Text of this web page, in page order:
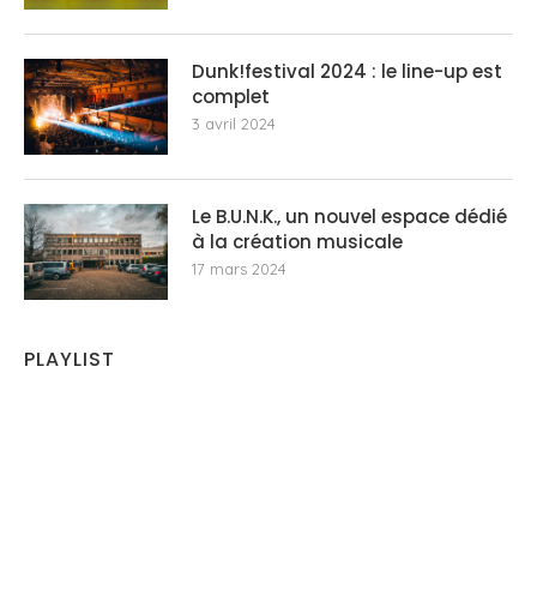
Dunk!festival 2024 : le line-up est
complet
3 avril 2024
Le B.U.N.K., un nouvel espace dédié
à la création musicale
17 mars 2024
PLAYLIST